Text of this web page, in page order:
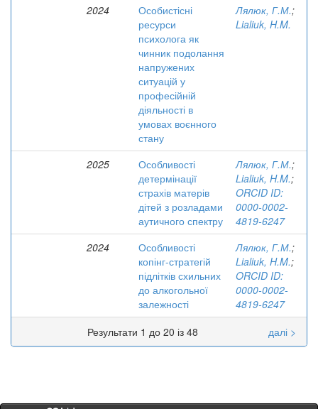
2024
Особистісні
ресурси
психолога як
чинник подолання
напружених
ситуацій у
професійній
діяльності в
умовах воєнного
стану
Лялюк, Г.М.;
Lialiuk, H.M.
2025
Особливості
детермінації
страхів матерів
дітей з розладами
аутичного спектру
Лялюк, Г.М.;
Lialiuk, H.M.;
ORCID ID:
0000-0002-
4819-6247
2024
Особливості
копінг-стратегій
підлітків схильних
до алкогольної
залежності
Лялюк, Г.М.;
Lialiuk, H.M.;
ORCID ID:
0000-0002-
4819-6247
Результати 1 до 20 із 48
далі >